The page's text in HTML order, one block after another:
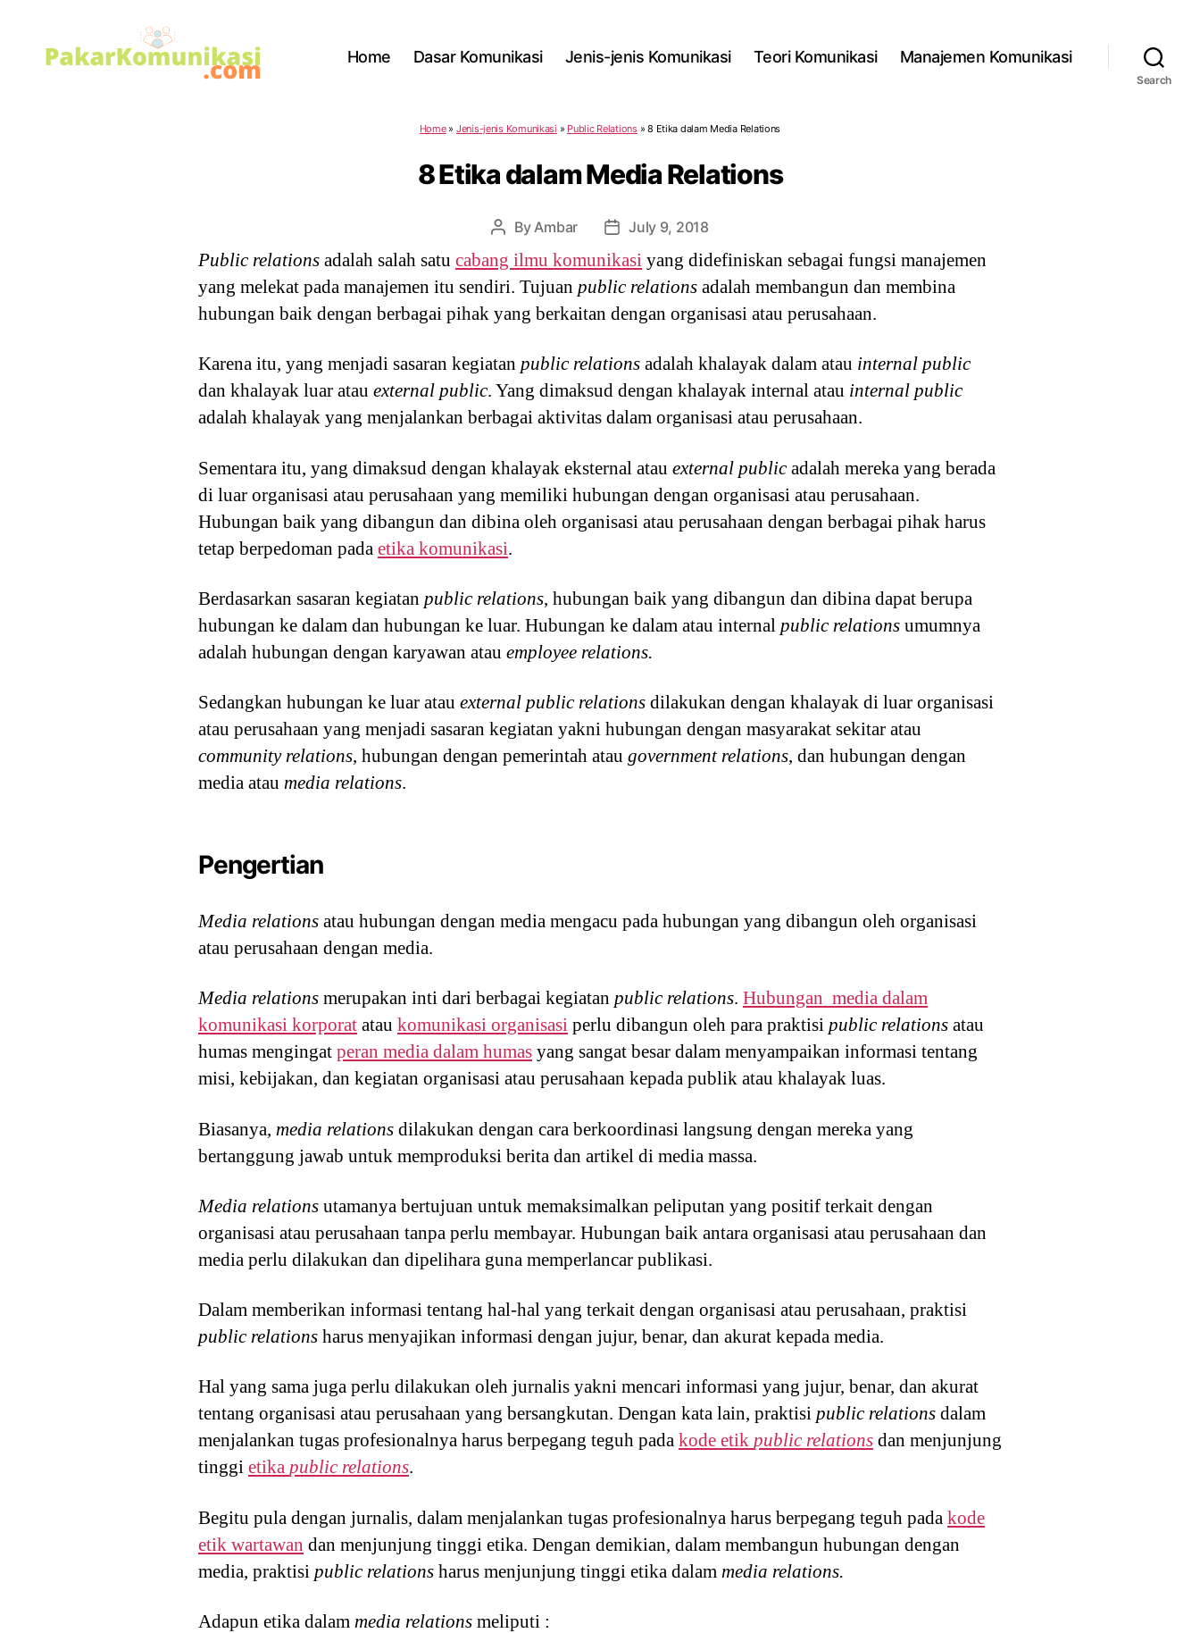
Home Dasar Komunikasi Jenis-jenis Komunikasi Teori Komunikasi Manajemen Komunikasi
Search
Home» Jenis-jenis Komunikasi » Public Relations»8 Etika dalam Media Relations
8 Etika dalam Media Relations
Post
author
ByAmbar
Post
date
July 9, 2018
Public relations adalah salah satu cabang ilmu komunikasi yang didefiniskan sebagai fungsi manajemen
yang melekat pada manajemen itu sendiri. Tujuan public relations adalah membangun dan membina
hubungan baik dengan berbagai pihak yang berkaitan dengan organisasi atau perusahaan.
Karena itu, yang menjadi sasaran kegiatan public relations adalah khalayak dalam atau internal public
dan khalayak luar atau external public. Yang dimaksud dengan khalayak internal atau internal public
adalah khalayak yang menjalankan berbagai aktivitas dalam organisasi atau perusahaan.
Sementara itu, yang dimaksud dengan khalayak eksternal atau external public adalah mereka yang berada
di luar organisasi atau perusahaan yang memiliki hubungan dengan organisasi atau perusahaan.
Hubungan baik yang dibangun dan dibina oleh organisasi atau perusahaan dengan berbagai pihak harus
tetap berpedoman pada etika komunikasi.
Berdasarkan sasaran kegiatan public relations, hubungan baik yang dibangun dan dibina dapat berupa
hubungan ke dalam dan hubungan ke luar. Hubungan ke dalam atau internal public relations umumnya
adalah hubungan dengan karyawan atau employee relations.
Sedangkan hubungan ke luar atau external public relations dilakukan dengan khalayak di luar organisasi
atau perusahaan yang menjadi sasaran kegiatan yakni hubungan dengan masyarakat sekitar atau
community relations, hubungan dengan pemerintah atau government relations, dan hubungan dengan
media atau media relations.
Pengertian
Media relations atau hubungan dengan media mengacu pada hubungan yang dibangun oleh organisasi
atau perusahaan dengan media.
Media relations merupakan inti dari berbagai kegiatan public relations. Hubungan media dalam
komunikasi korporat atau komunikasi organisasi perlu dibangun oleh para praktisi public relations atau
humas mengingat peran media dalam humas yang sangat besar dalam menyampaikan informasi tentang
misi, kebijakan, dan kegiatan organisasi atau perusahaan kepada publik atau khalayak luas.
Biasanya, media relations dilakukan dengan cara berkoordinasi langsung dengan mereka yang
bertanggung jawab untuk memproduksi berita dan artikel di media massa.
Media relations utamanya bertujuan untuk memaksimalkan peliputan yang positif terkait dengan
organisasi atau perusahaan tanpa perlu membayar. Hubungan baik antara organisasi atau perusahaan dan
media perlu dilakukan dan dipelihara guna memperlancar publikasi.
Dalam memberikan informasi tentang hal-hal yang terkait dengan organisasi atau perusahaan, praktisi
public relations harus menyajikan informasi dengan jujur, benar, dan akurat kepada media.
Hal yang sama juga perlu dilakukan oleh jurnalis yakni mencari informasi yang jujur, benar, dan akurat
tentang organisasi atau perusahaan yang bersangkutan. Dengan kata lain, praktisi public relations dalam
menjalankan tugas profesionalnya harus berpegang teguh pada kode etik public relations dan menjunjung
tinggi etika public relations.
Begitu pula dengan jurnalis, dalam menjalankan tugas profesionalnya harus berpegang teguh pada kode
etik wartawan dan menjunjung tinggi etika. Dengan demikian, dalam membangun hubungan dengan
media, praktisi public relations harus menjunjung tinggi etika dalam media relations.
Adapun etika dalam media relations meliputi :